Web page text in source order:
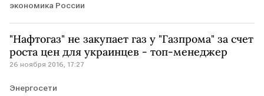
экономика России
"Нафтогаз" не закупает газ у "Газпрома" за счет
роста цен для украинцев - топ-менеджер
26 ноября 2016, 17:27
Энергосети